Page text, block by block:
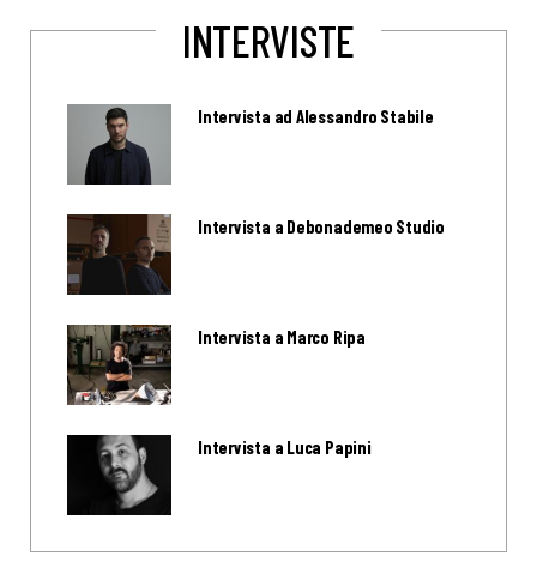
INTERVISTE
Intervista ad Alessandro Stabile
Intervista a Debonademeo Studio
Intervista a Marco Ripa
Intervista a Luca Papini